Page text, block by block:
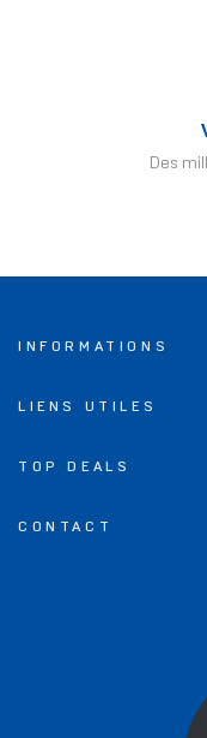
Des
INFORMATIONS
LIENS UTILES
TOP DEALS
CONTACT